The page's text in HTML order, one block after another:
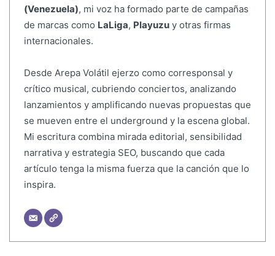
(Venezuela), mi voz ha formado parte de campañas
de marcas como LaLiga, Playuzuy otras firmas
internacionales.
Desde Arepa Volátil ejerzo como corresponsal y
crítico musical, cubriendo conciertos, analizando
lanzamientos y amplificando nuevas propuestas que
se mueven entre el underground y la escena global.
Mi escritura combina mirada editorial, sensibilidad
narrativa y estrategia SEO, buscando que cada
artículo tenga la misma fuerza que la canción que lo
inspira.